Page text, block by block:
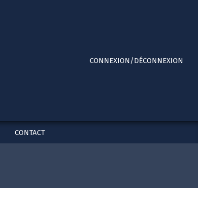
CONNEXION/DÉCONNEXION
CONTACT